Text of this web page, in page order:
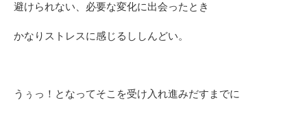
避けられない、必要な変化に出会ったとき
かなりストレスに感じるししんどい。
うぅっ！となってそこを受け入れ進みだすまでに